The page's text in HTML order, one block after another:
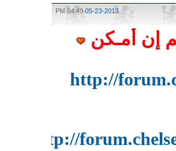
05-23-2013
04:49 PM
إن أمـكن
http://
http://